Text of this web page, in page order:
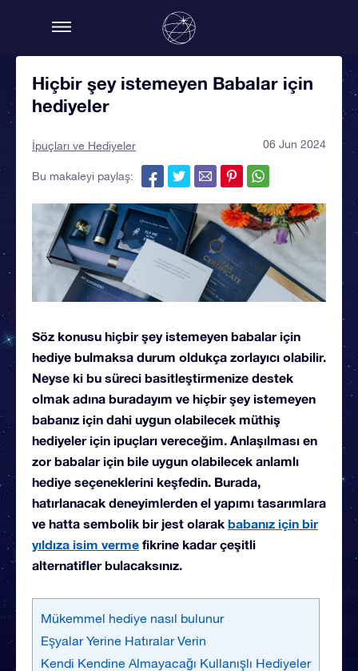
Hiçbir şey istemeyen Babalar için
hediyeler
İpuçları ve Hediyeler 06 Jun 2024
Bu makaleyi paylaş:
Söz konusu hiçbir şey istemeyen babalar için
hediye bulmaksa durum oldukça zorlayıcı olabilir.
Neyse ki bu süreci basitleştirmenize destek
olmak adına buradayım ve hiçbir şey istemeyen
babanız için dahi uygun olabilecek müthiş
hediyeler için ipuçları vereceğim. Anlaşılması en
zor babalar için bile uygun olabilecek anlamlı
hediye seçeneklerini keşfedin. Burada,
hatırlanacak deneyimlerden el yapımı tasarımlara
ve hatta sembolik bir jest olarak babanız için bir
yıldıza isim verme fikrine kadar çeşitli
alternatifler bulacaksınız.
Mükemmel hediye nasıl bulunur
Eşyalar Yerine Hatıralar Verin
Kendi Kendine Almayacağı Kullanışlı Hediyeler